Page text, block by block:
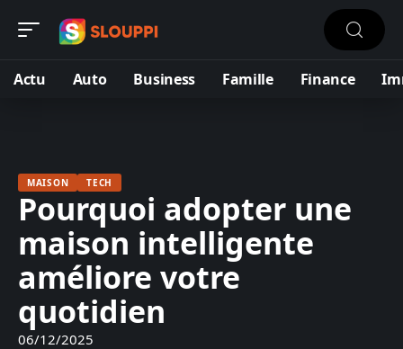
Actu Auto Business Famille Finance
MAISON TECH
Pourquoi adopter une
maison intelligente
améliore votre
quotidien
06/12/2025